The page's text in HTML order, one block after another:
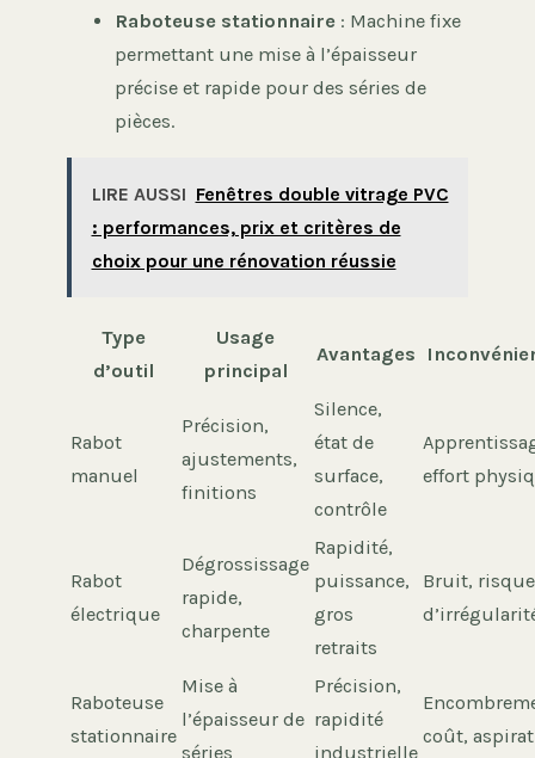
Raboteuse stationnaire : Machine fixe
permettant une mise à l’épaisseur
précise et rapide pour des séries de
pièces.
LIRE AUSSI Fenêtres double vitrage PVC
: performances, prix et critères de
choix pour une rénovation réussie
Type
d’outil
Usage
principal
Avantages
Rabot
manuel
Précision,
ajustements,
finitions
Silence,
état de
surface,
contrôle
effort
Rabot
électrique
Dégrossissage
rapide,
charpente
Rapidité,
puissance,
gros
retraits
Bruit, risque
Raboteuse
stationnaire
Mise à
l’épaisseur de
séries
Précision,
rapidité
industrielle
coût,